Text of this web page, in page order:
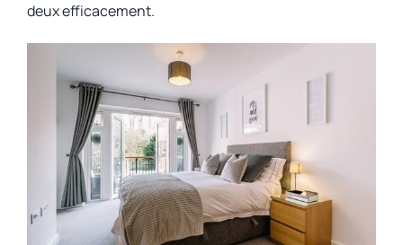
deux efficacement.